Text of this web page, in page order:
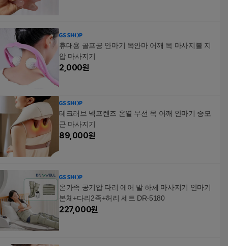
휴대용 골프공 안마기 목안마 어깨 목 마사지볼 지
압 마사지기
2,000원
테크러브 넥프렌즈 온열 무선 목 어깨 안마기 승모
근 마사지기
89,000원
온가족 공기압 다리 에어 발 하체 마사지기 안마기
본체+다리2족+허리 세트 DR-5180
227,000원